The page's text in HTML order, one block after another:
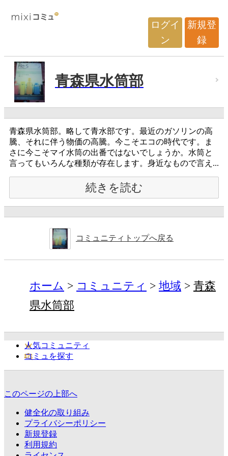
ログイ
ン
新規登
録
青森県水筒部
青森県水筒部。略して青水部です。最近のガソリンの高
騰、それに伴う物価の高騰。今こそエコの時代です。ま
さに今こそマイ水筒の出番ではないでしょうか。水筒と
言ってもいろんな種類が存在します。身近なもので言え...
続きを読む
コミュニティトップへ戻る
ホーム コミュニティ 地域
青森
県水筒部
人気コミュニティ
コミュを探す
このページの上部へ
健全化の取り組み
プライバシーポリシー
新規登録
利用規約